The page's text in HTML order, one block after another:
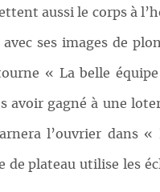
aussi le corps à
ses images de
« La belle
gagné à une
l’ouvrier dans «
de plateau utilise les